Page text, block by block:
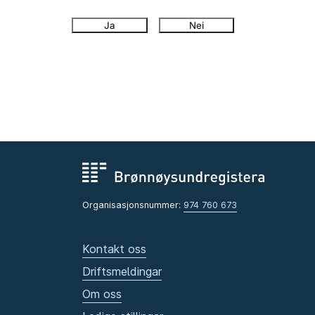
Ja Nei
Organisasjonsnummer: 974 760 673
Kontakt oss
Driftsmeldingar
Om oss